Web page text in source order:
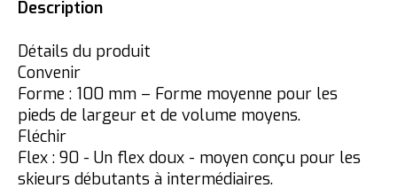
Description
Détails du produit
Convenir
Forme : 100 mm – Forme moyenne pour les
pieds de largeur et de volume moyens.
Fléchir
Flex : 90 - Un flex doux - moyen conçu pour les
skieurs débutants à intermédiaires.